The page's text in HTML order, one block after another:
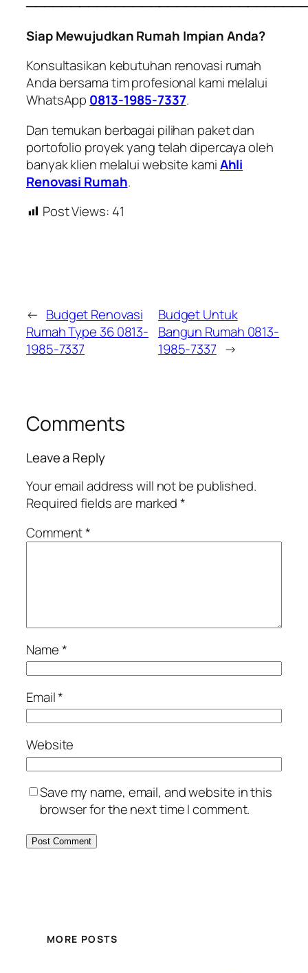
Siap Mewujudkan Rumah Impian Anda?
Konsultasikan kebutuhan renovasi rumah
Anda bersama tim profesional kami melalui
WhatsApp 0813-1985-7337.
Dan temukan berbagai pilihan paket dan
portofolio proyek yang telah dipercaya oleh
banyak klien melalui website kamiAhli
Renovasi Rumah.
Post Views: 41
← Budget Renovasi
Rumah Type 36 0813-
1985-7337
Budget Untuk
Bangun Rumah 0813-
1985-7337 →
Comments
Leave a Reply
Your email address will not be published.
Required fields are marked*
Comment*
Name*
Email*
Website
Save my name, email, and website in this
browser for the next time I comment.
MORE POSTS